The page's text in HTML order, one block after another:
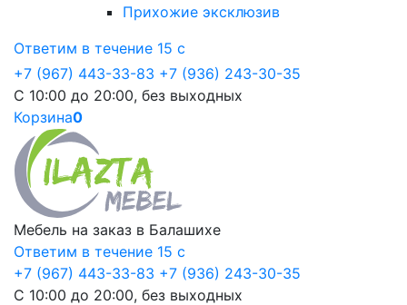
Прихожие эксклюзив
Ответим в течение 15 с
+7 (967) 443-33-83 +7 (936) 243-30-35
С 10:00 до 20:00, без выходных
Корзина0
Мебель на заказ в Балашихе
Ответим в течение 15 с
+7 (967) 443-33-83 +7 (936) 243-30-35
С 10:00 до 20:00, без выходных